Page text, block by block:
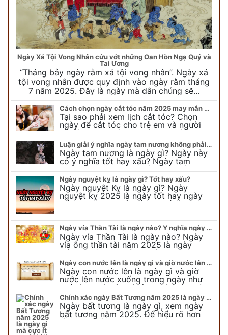
Ngày Xá Tội Vong Nhân cứu vớt những Oan Hồn Ngạ Quỷ và
Tai Ương
“Tháng bảy ngày rằm xá tội vong nhân”. Ngày xá
tội vong nhân được quy định vào ngày rằm tháng
7 năm 2025. Đây là ngày mà dân chúng sẽ…
Cách chọn ngày cắt tóc năm 2025 may mắn cho cả trẻ em và người lớn
Tại sao phải xem lịch cắt tóc? Chọn
ngày để cắt tóc cho trẻ em và người
lớn cần lưu ý điều gì để gặp nhiều may
mắn ? Khi…
Luận giải ý nghĩa ngày tam nương không phải ai cũng biết
Ngày tam nương là ngày gì? Ngày này
có ý nghĩa tốt hay xấu? Ngày tam
nương sát có nguồn gốc như thế nào?
Cần kiêng kỵ điều gì khi…
Ngày nguyệt kỵ là ngày gì? Tốt hay xấu?
Ngày nguyệt Kỵ là ngày gì? Ngày
nguyệt kỵ 2025 là ngày tốt hay ngày
xấu, xem ngay để biết chi tiết ý nghĩa
Ngày vía Thần Tài là ngày nào? Ý nghĩa ngày vía Thần Tài năm 2025
Ngày vía Thần Tài là ngày nào? Ngày
vía ông thần tài năm 2025 là ngày
mùng 10 âm lịch hàng tháng. Tại sao
trong ngày này, tất cả mọi…
Ngày con nước lên là ngày gì và giờ nước lên nước xuống trong ngày?
Ngày con nước lên là ngày gì và giờ
nước lên nước xuống trong ngày như
thế nào? Có điều gì cần chú ý về ngày
con nước lên? Đừng…
Chính xác ngày Bất Tương năm 2025 là ngày gì mà cực ít người biết
Ngày bất tương là ngày gì, xem ngày
bất tương năm 2025. Để hiểu rõ hơn
về ngày bất tương, ngày bất tương là